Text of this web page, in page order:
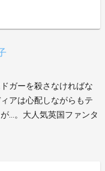
ガーを殺さなければな
アは心配しながらもテ
…。大人気英国ファンタ